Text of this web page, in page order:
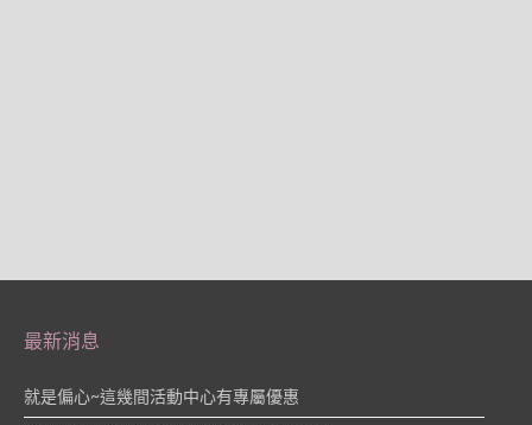
最新消息
就是偏心~這幾間活動中心有專屬優惠